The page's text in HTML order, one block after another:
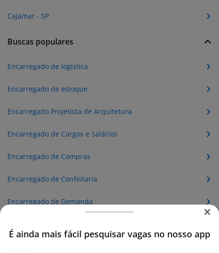
Cajamar - SP
Buscas populares
Encarregado de logística
Encarregado de estoque
Encarregado Projetista de Arquitetura
Encarregado de Cargos e Salários
Encarregado de Compras
Encarregado de Confeitaria
Encarregado de Demanda
É ainda mais fácil pesquisar vagas no nosso app